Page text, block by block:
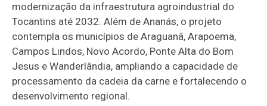
modernização da infraestrutura agroindustrial do
Tocantins até 2032. Além de Ananás, o projeto
contempla os municípios de Araguanã, Arapoema,
Campos Lindos, Novo Acordo, Ponte Alta do Bom
Jesus e Wanderlândia, ampliando a capacidade de
processamento da cadeia da carne e fortalecendo o
desenvolvimento regional.